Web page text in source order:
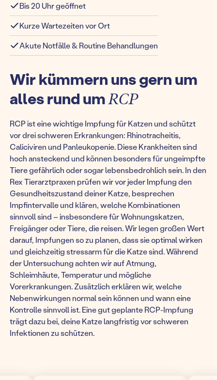
Bis 20 Uhr geöffnet
Kurze Wartezeiten vor Ort
Akute Notfälle & Routine Behandlungen
Wir kümmern uns gern um
alles rund umRCP
RCP ist eine wichtige Impfung für Katzen und schützt
vor drei schweren Erkrankungen: Rhinotracheitis,
Caliciviren und Panleukopenie. Diese Krankheiten sind
hoch ansteckend und können besonders für ungeimpfte
Tiere gefährlich oder sogar lebensbedrohlich sein. In den
Rex Tierarztpraxen prüfen wir vor jeder Impfung den
Gesundheitszustand deiner Katze, besprechen
Impfintervalle und klären, welche Kombinationen
sinnvoll sind – insbesondere für Wohnungskatzen,
Freigänger oder Tiere, die reisen. Wir legen großen Wert
darauf, Impfungen so zu planen, dass sie optimal wirken
und gleichzeitig stressarm für die Katze sind. Während
der Untersuchung achten wir auf Atmung,
Schleimhäute, Temperatur und mögliche
Vorerkrankungen. Zusätzlich erklären wir, welche
Nebenwirkungen normal sein können und wann eine
Kontrolle sinnvoll ist. Eine gut geplante RCP-Impfung
trägt dazu bei, deine Katze langfristig vor schweren
Infektionen zu schützen.